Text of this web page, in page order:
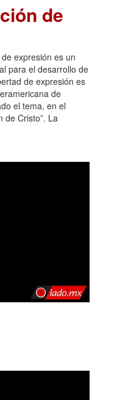
de
expresión es un
para el desarrollo de
de expresión es
de
el tema, en el
de Cristo”. La